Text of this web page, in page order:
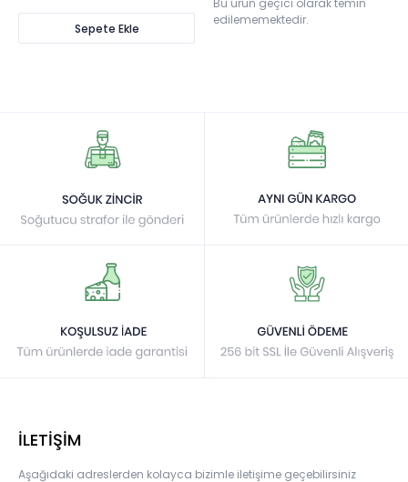
Sepete Ekle
Bu ürün geçici olarak temin
edilememektedir.
İLETİŞİM
Aşağıdaki adreslerden kolayca bizimle iletişime geçebilirsiniz